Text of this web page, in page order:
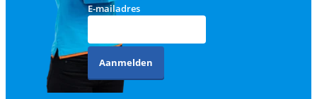
E-mailadres
Aanmelden